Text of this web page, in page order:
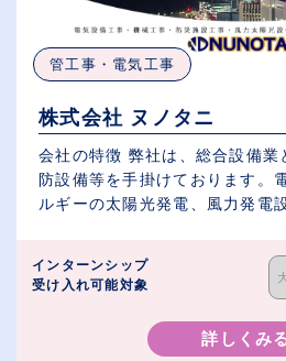
管工事・電気工事
株式会社 ヌノタニ
会社の特徴 弊社は、総合設備業
防設備等を手掛けております。
ルギーの太陽光発電、風力発電
インターンシップ
受け入れ可能対象
詳しくみ